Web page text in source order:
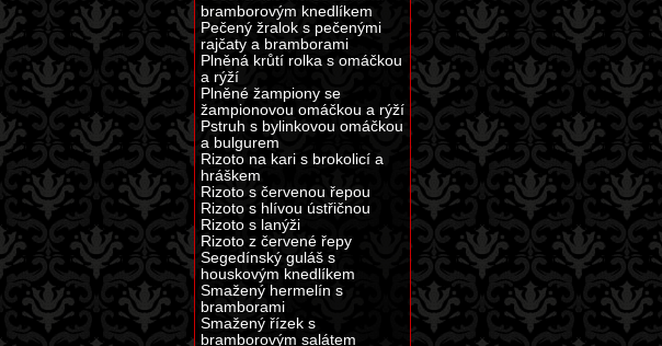
bramborovým knedlíkem
Pečený žralok s pečenými
rajčaty a bramborami
Plněná krůtí rolka s omáčkou
a rýží
Plněné žampiony se
žampionovou omáčkou a rýží
Pstruh s bylinkovou omáčkou
a bulgurem
Rizoto na kari s brokolicí a
hráškem
Rizoto s červenou řepou
Rizoto s hlívou ústřičnou
Rizoto s lanýži
Rizoto z červené řepy
Segedínský guláš s
houskovým knedlíkem
Smažený hermelín s
bramborami
Smažený řízek s
bramborovým salátem